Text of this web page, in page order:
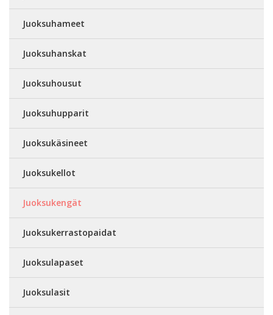
Juoksuhameet
Juoksuhanskat
Juoksuhousut
Juoksuhupparit
Juoksukäsineet
Juoksukellot
Juoksukengät
Juoksukerrastopaidat
Juoksulapaset
Juoksulasit